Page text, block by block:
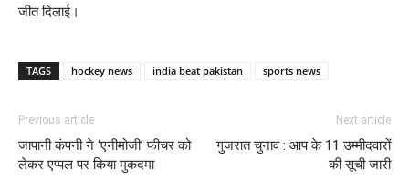
जीत दिलाई।
TAGS hockey news india beat pakistan sports news
Previous article
जापानी कंपनी ने ‘एनीमोजी’ फीचर को
लेकर एप्पल पर किया मुकदमा
Next article
गुजरात चुनाव : आप के 11 उम्मीदवारों
की सूची जारी